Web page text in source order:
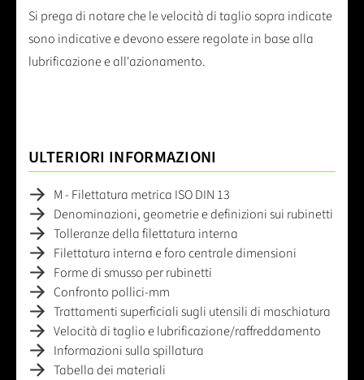
Si prega di notare che le velocità di taglio sopra indicate
sono indicative e devono essere regolate in base alla
lubrificazione e all'azionamento.
ULTERIORI INFORMAZIONI
M - Filettatura metrica ISO DIN 13
Denominazioni, geometrie e definizioni sui rubinetti
Tolleranze della filettatura interna
Filettatura interna e foro centrale dimensioni
Forme di smusso per rubinetti
Confronto pollici-mm
Trattamenti superficiali sugli utensili di maschiatura
Velocità di taglio e lubrificazione/raffreddamento
Informazioni sulla spillatura
Tabella dei materiali